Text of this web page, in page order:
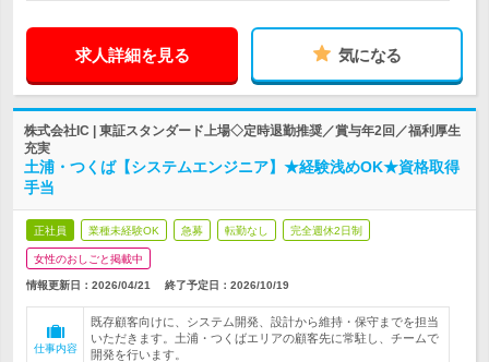
求人詳細を見る 気になる
株式会社IC | 東証スタンダード上場◇定時退勤推奨／賞与年2回／福利厚生
充実
土浦・つくば【システムエンジニア】★経験浅めOK★資格取得
手当
正社員 業種未経験OK 急募 転勤なし 完全週休2日制
女性のおしごと掲載中
情報更新日：2026/04/21 終了予定日： 2026/10/19
仕事内容
既存顧客向けに、システム開発、設計から維持・保守までを担当
いただきます。土浦・つくばエリアの顧客先に常駐し、チームで
開発を行います。